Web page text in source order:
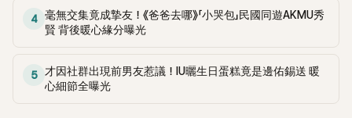
繫，展現了他豁達的一面。 洪錫天毫不後悔在事業巔峰期選擇
公開出櫃。他坦言：「那時候工作很忙，賺了很多錢，但我一直
定，如果要保護我愛的人，我必須先讓全世界知道我是誰。」因
此，他毅然決然選擇公開自己的性向。 對於出櫃記者會上落淚
的身高太高了」，但洪錫天還是繼續激勵邊佑錫「現在女演員也
越來越高了，而且你的臉就是演戲的臉」。 這時金喜善則疑惑
臉不一樣，畢竟主角在1個小時內的戲劇，大概要扛40分鐘的
分量，如果讓人看不下去，觀眾就會轉台，所以眼神、笑容、
4
毫無交集竟成摯友！《爸爸去哪》「小哭包」民國同遊AKMU秀
賢 背後暖心緣分曝光
5
才因社群出現前男友惹議！IU曬生日蛋糕竟是邊佑錫送 暖
心細節全曝光